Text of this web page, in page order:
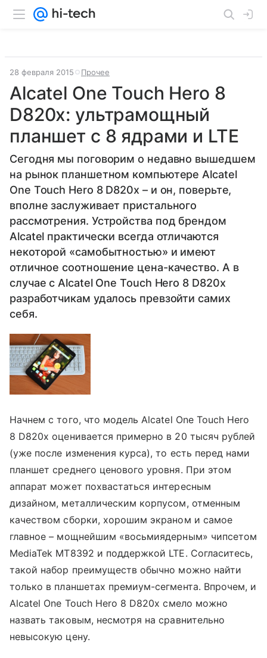
28 февраля 2015 Прочее
Alcatel One Touch Hero 8
D820x: ультрамощный
планшет с 8 ядрами и LTE
Сегодня мы поговорим о недавно вышедшем
на рынок планшетном компьютере Alcatel
One Touch Hero 8 D820x – и он, поверьте,
вполне заслуживает пристального
рассмотрения. Устройства под брендом
Alcatel практически всегда отличаются
некоторой «самобытностью» и имеют
отличное соотношение цена-качество. А в
случае с Alcatel One Touch Hero 8 D820x
разработчикам удалось превзойти самих
себя.
Начнем с того, что модель Alcatel One Touch Hero
8 D820x оценивается примерно в 20 тысяч рублей
(уже после изменения курса), то есть перед нами
планшет среднего ценового уровня. При этом
аппарат может похвастаться интересным
дизайном, металлическим корпусом, отменным
качеством сборки, хорошим экраном и самое
главное – мощнейшим «восьмиядерным» чипсетом
MediaTek MT8392 и поддержкой LTE. Согласитесь,
такой набор преимуществ обычно можно найти
только в планшетах премиум-сегмента. Впрочем, и
Alcatel One Touch Hero 8 D820x смело можно
назвать таковым, несмотря на сравнительно
невысокую цену.